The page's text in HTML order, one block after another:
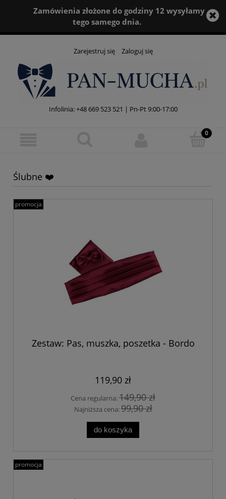
Zamówienia złożone do godziny 12 wysyłamy
tego samego dnia.
Zarejestruj się Zaloguj się
Infolinia:+48 669 523 521 | Pn-Pt 9:00-17:00
Ślubne ❤️
Zestaw: Pas, muszka, poszetka - Bordo
119,90 zł
Cena regularna:149,90 zł
Najniższa cena:99,90 zł
do koszyka
promocja
promocja